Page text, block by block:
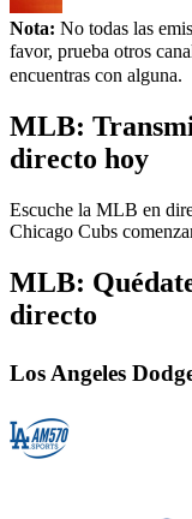
Nota: No todas las
favor, prueba otros
encuentras con alguna.
MLB:
directo hoy
Escuche la MLB en
Chicago Cubs
MLB:
directo
Los Angeles